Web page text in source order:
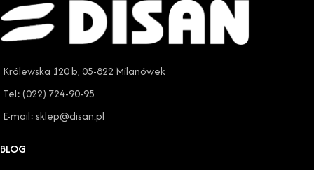
Królewska 120 b, 05-822 Milanówek
Tel: (022) 724-90-95
E-mail: sklep@disan.pl
BLOG